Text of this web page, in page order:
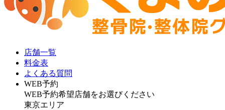
店舗一覧
料金表
よくある質問
WEB予約
WEB予約希望店舗をお選びください
東京エリア